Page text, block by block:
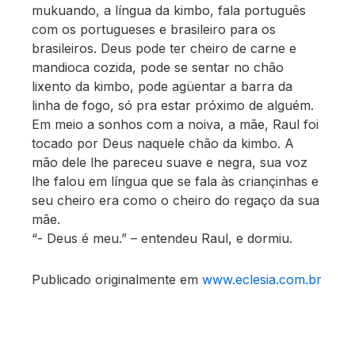
mukuando, a língua da kimbo, fala português
com os portugueses e brasileiro para os
brasileiros. Deus pode ter cheiro de carne e
mandioca cozida, pode se sentar no chão
lixento da kimbo, pode agüentar a barra da
linha de fogo, só pra estar próximo de alguém.
Em meio a sonhos com a noiva, a mãe, Raul foi
tocado por Deus naquele chão da kimbo. A
mão dele lhe pareceu suave e negra, sua voz
lhe falou em língua que se fala às criançinhas e
seu cheiro era como o cheiro do regaço da sua
mãe.
“- Deus é meu.” – entendeu Raul, e dormiu.
Publicado originalmente emwww.eclesia.com.br